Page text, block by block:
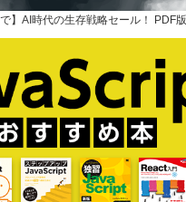
】AI時代の生存戦略セール！ PDF